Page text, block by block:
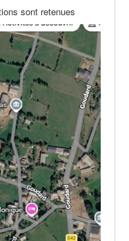
sont retenues